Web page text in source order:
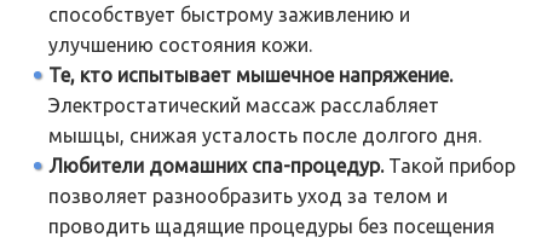
способствует быстрому заживлению и
улучшению состояния кожи.
Те, кто испытывает мышечное напряжение.
Электростатический массаж расслабляет
мышцы, снижая усталость после долгого дня.
Любители домашних спа-процедур.Такой прибор
позволяет разнообразить уход за телом и
проводить щадящие процедуры без посещения